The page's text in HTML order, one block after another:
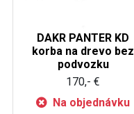
DAKR PANTER KD
korba na drevo bez
podvozku
170,- €
Na objednávku